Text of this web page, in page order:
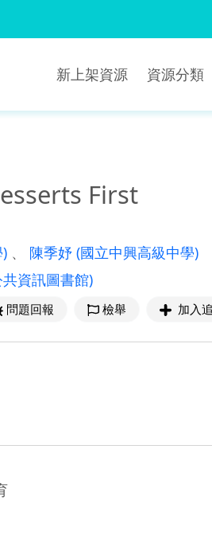
新上架資源 資源分類
First
、 陳季妤 (國立中興高級中學)
資訊圖書館)
問題回報 檢舉 加入